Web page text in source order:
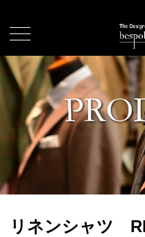
リネンシャツ